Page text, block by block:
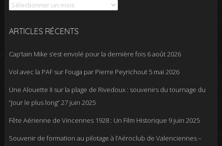
ARTICLES RÉCENTS
Cap’tain Mike s’est envolé pour la dernière fois 6 août 2026
Vol avec la PAF sur Fouga par Pierre Peyrichout 5 mai 2026
Une Alouette II sur la plage de Rivedoux : souvenirs du tournage du
“Jour le plus long”27 juin 2025
Fête Aérienne de Vincennes 1928 : Un Film Historique 9 juin 2025
Souvenir de formation au pilotage à l’Aéroclub de Valenciennes –